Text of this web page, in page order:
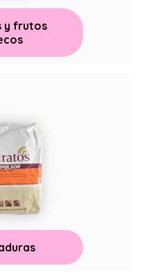
y frutos